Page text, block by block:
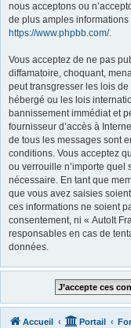
nous acceptons ou
de plus amples
https://www.phpbb.com/.
Vous acceptez de ne pas
diffamatoire, choquant,
peut transgresser les lois
hébergé ou les lois
bannissement immédiat et
fournisseur d’accès à
de tous les messages sont
conditions. Vous acceptez
ou verrouille n’importe quel
nécessaire. En tant que
que vous avez saisies
ces informations ne soient
consentement, ni « AutoIt
responsables en cas de
données.
Accueil Portail